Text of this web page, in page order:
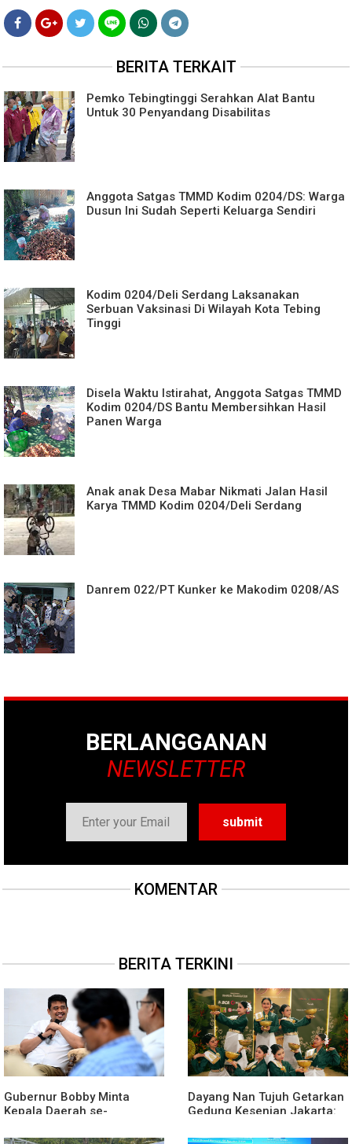
BERITA TERKAIT
Pemko Tebingtinggi Serahkan Alat Bantu
Untuk 30 Penyandang Disabilitas
Anggota Satgas TMMD Kodim 0204/DS: Warga
Dusun Ini Sudah Seperti Keluarga Sendiri
Kodim 0204/Deli Serdang Laksanakan
Serbuan Vaksinasi Di Wilayah Kota Tebing
Tinggi
Disela Waktu Istirahat, Anggota Satgas TMMD
Kodim 0204/DS Bantu Membersihkan Hasil
Panen Warga
Anak anak Desa Mabar Nikmati Jalan Hasil
Karya TMMD Kodim 0204/Deli Serdang
Danrem 022/PT Kunker ke Makodim 0208/AS
BERLANGGANAN
NEWSLETTER
KOMENTAR
BERITA TERKINI
Gubernur Bobby Minta
Kepala Daerah se-
Usulan Bantuan Keuangan
Dayang Nan Tujuh Getarkan
Gedung Kesenian Jakarta:
Nusantara